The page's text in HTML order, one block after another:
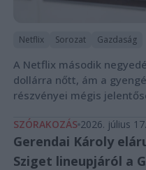
Netflix Sorozat Gazdaság
A Netflix második
dollárra nőtt, ám a
részvényei mégis
SZÓRAKOZÁS 2026. július 17.
Gerendai Károly
Sziget lineupjáról a